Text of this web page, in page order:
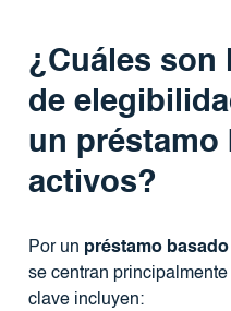
¿Cuáles son
de
un préstamo
activos?
Por un préstamo
se centran
clave incluyen: